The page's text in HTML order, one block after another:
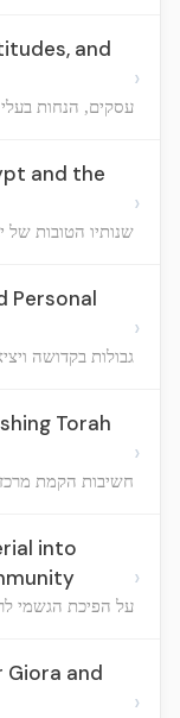
and
עסקים, הנחות
›
and the
שנותיו הטובות של
›
Personal
גבולות בקדושה
›
Torah
חשיבות הקמת
›
into
על הפיכת הגשמי
›
Giora and
›